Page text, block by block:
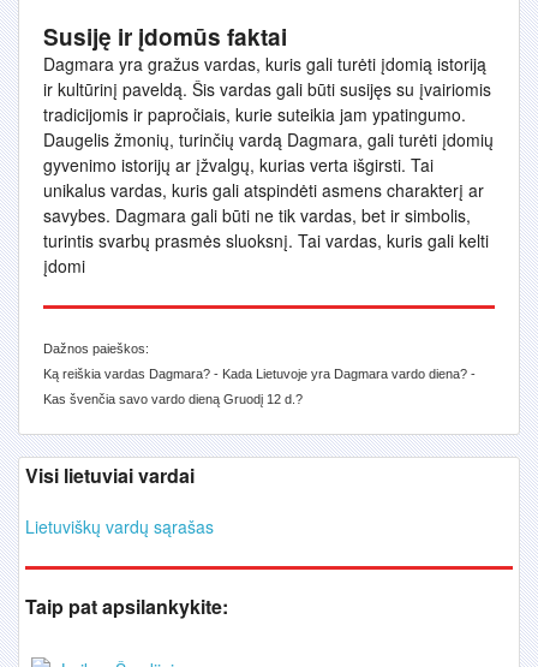
Susiję ir įdomūs faktai
Dagmara yra gražus vardas, kuris gali turėti įdomią istoriją
ir kultūrinį paveldą. Šis vardas gali būti susijęs su įvairiomis
tradicijomis ir papročiais, kurie suteikia jam ypatingumo.
Daugelis žmonių, turinčių vardą Dagmara, gali turėti įdomių
gyvenimo istorijų ar įžvalgų, kurias verta išgirsti. Tai
unikalus vardas, kuris gali atspindėti asmens charakterį ar
savybes. Dagmara gali būti ne tik vardas, bet ir simbolis,
turintis svarbų prasmės sluoksnį. Tai vardas, kuris gali kelti
įdomi
Dažnos paieškos:
Ką reiškia vardas Dagmara? - Kada Lietuvoje yra Dagmara vardo diena? -
Kas švenčia savo vardo dieną Gruodį 12 d.?
Visi lietuviai vardai
Lietuviškų vardų sąrašas
Taip pat apsilankykite: